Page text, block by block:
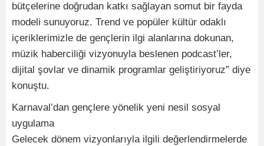
bütçelerine doğrudan katkı sağlayan somut bir fayda
modeli sunuyoruz. Trend ve popüler kültür odaklı
içeriklerimizle de gençlerin ilgi alanlarına dokunan,
müzik haberciliği vizyonuyla beslenen podcast’ler,
dijital şovlar ve dinamik programlar geliştiriyoruz” diye
konuştu.
Karnaval’dan gençlere yönelik yeni nesil sosyal
uygulama
Gelecek dönem vizyonlarıyla ilgili değerlendirmelerde